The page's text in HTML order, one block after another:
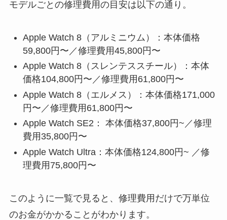
モデルごとの修理費用の目安は以下の通り。
Apple Watch 8（アルミニウム）：本体価格
59,800円〜／修理費用45,800円〜
Apple Watch 8（スレンテススチール）：本体
価格104,800円〜／修理費用61,800円〜
Apple Watch 8（エルメス）：本体価格171,000
円〜／修理費用61,800円〜
Apple Watch SE2： 本体価格37,800円~／修理
費用35,800円〜
Apple Watch Ultra：本体価格124,800円~ ／修
理費用75,800円〜
このように一覧で見ると、修理費用だけで万単位
のお金がかかることがわかります。